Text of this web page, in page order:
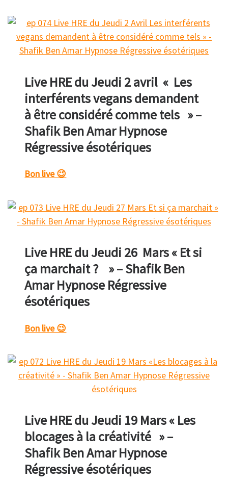
Live HRE du Jeudi 2 avril « Les
interférents vegans demandent
à être considéré comme tels » –
Shafik Ben Amar Hypnose
Régressive ésotériques
Bon live 😉
Live HRE du Jeudi 26 Mars « Et si
ça marchait ? » – Shafik Ben
Amar Hypnose Régressive
ésotériques
Bon live 😉
Live HRE du Jeudi 19 Mars « Les
blocages à la créativité » –
Shafik Ben Amar Hypnose
Régressive ésotériques